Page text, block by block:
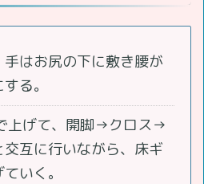
はお尻の下に敷き腰が
る。
上げて、開脚→クロス→
互に行いながら、床ギ
いく。